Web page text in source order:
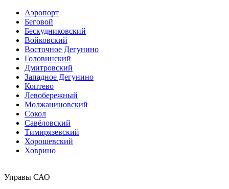
Аэропорт
Беговой
Бескудниковский
Войковский
Восточное Дегунино
Головинский
Дмитровский
Западное Дегунино
Коптево
Левобережный
Молжаниновский
Сокол
Савёловский
Тимирязевский
Хорошевский
Ховрино
Управы САО